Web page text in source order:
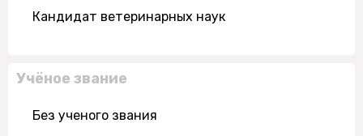
Кандидат ветеринарных наук
Учёное звание
Без ученого звания